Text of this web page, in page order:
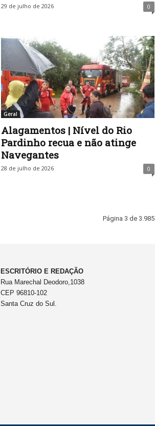
29 de julho de 2026 0
Geral
Alagamentos | Nível do Rio
Pardinho recua e não atinge
Navegantes
28 de julho de 2026 0
Página 3 de 3.985
ESCRITÓRIO E REDAÇÃO
Rua Marechal Deodoro,1038
CEP 96810-102
Santa Cruz do Sul.